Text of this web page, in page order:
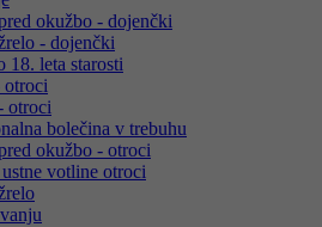
okužbo - dojenčki
- dojenčki
18. leta starosti
otroci
otroci
bolečina v trebuhu
okužbo - otroci
votline otroci